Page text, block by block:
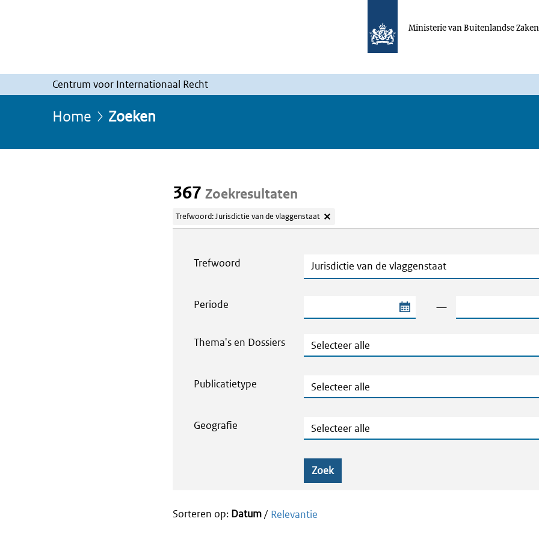
Ministerie van Buitenlandse Zaken
Centrum voor Internationaal Recht
Home Zoeken
367 Zoekresultaten
Trefwoord: Jurisdictie van de vlaggenstaat
Trefwoord Trefwoord
Periode Begindatum van de periode — Einddatum van de
Thema's en Dossiers Thema's en Dossiers
Publicatietype Publicatietype
Geografie Geografie
Zoek
Sorteren op: Datum/ Relevantie